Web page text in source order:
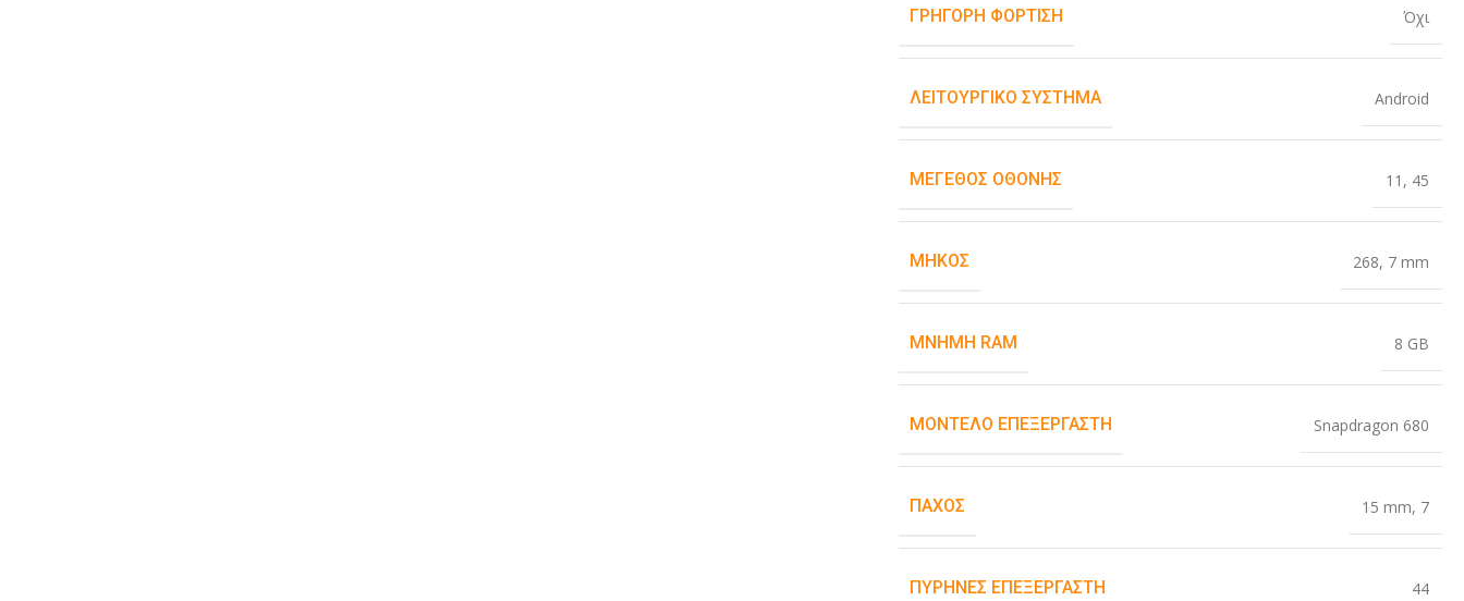
ΓΡΉΓΟΡΗ ΦΌΡΤΙΣΗ Όχι
ΛΕΙΤΟΥΡΓΙΚΌ ΣΎΣΤΗΜΑ Android
ΜΈΓΕΘΟΣ ΟΘΌΝΗΣ 11 , 45
ΜΉΚΟΣ 268, 7 mm
ΜΝΉΜΗ RAM 8 GB
ΜΟΝΤΈΛΟ ΕΠΕΞΕΡΓΑΣΤΉ Snapdragon 680
ΠΆΧΟΣ 15 mm, 7
ΠΥΡΉΝΕΣ ΕΠΕΞΕΡΓΑΣΤΉ 44